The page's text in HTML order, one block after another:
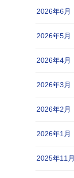
2026年6月
2026年5月
2026年4月
2026年3月
2026年2月
2026年1月
2025年11月